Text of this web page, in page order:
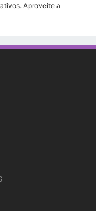
Aproveite a